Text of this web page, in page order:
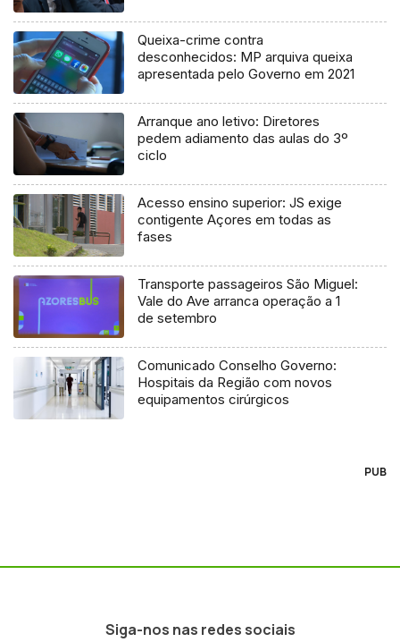
Queixa-crime contra
desconhecidos: MP arquiva queixa
apresentada pelo Governo em 2021
Arranque ano letivo: Diretores
pedem adiamento das aulas do 3º
ciclo
Acesso ensino superior: JS exige
contigente Açores em todas as
fases
Transporte passageiros São Miguel:
Vale do Ave arranca operação a 1
de setembro
Comunicado Conselho Governo:
Hospitais da Região com novos
equipamentos cirúrgicos
PUB
Siga-nos nas redes sociais